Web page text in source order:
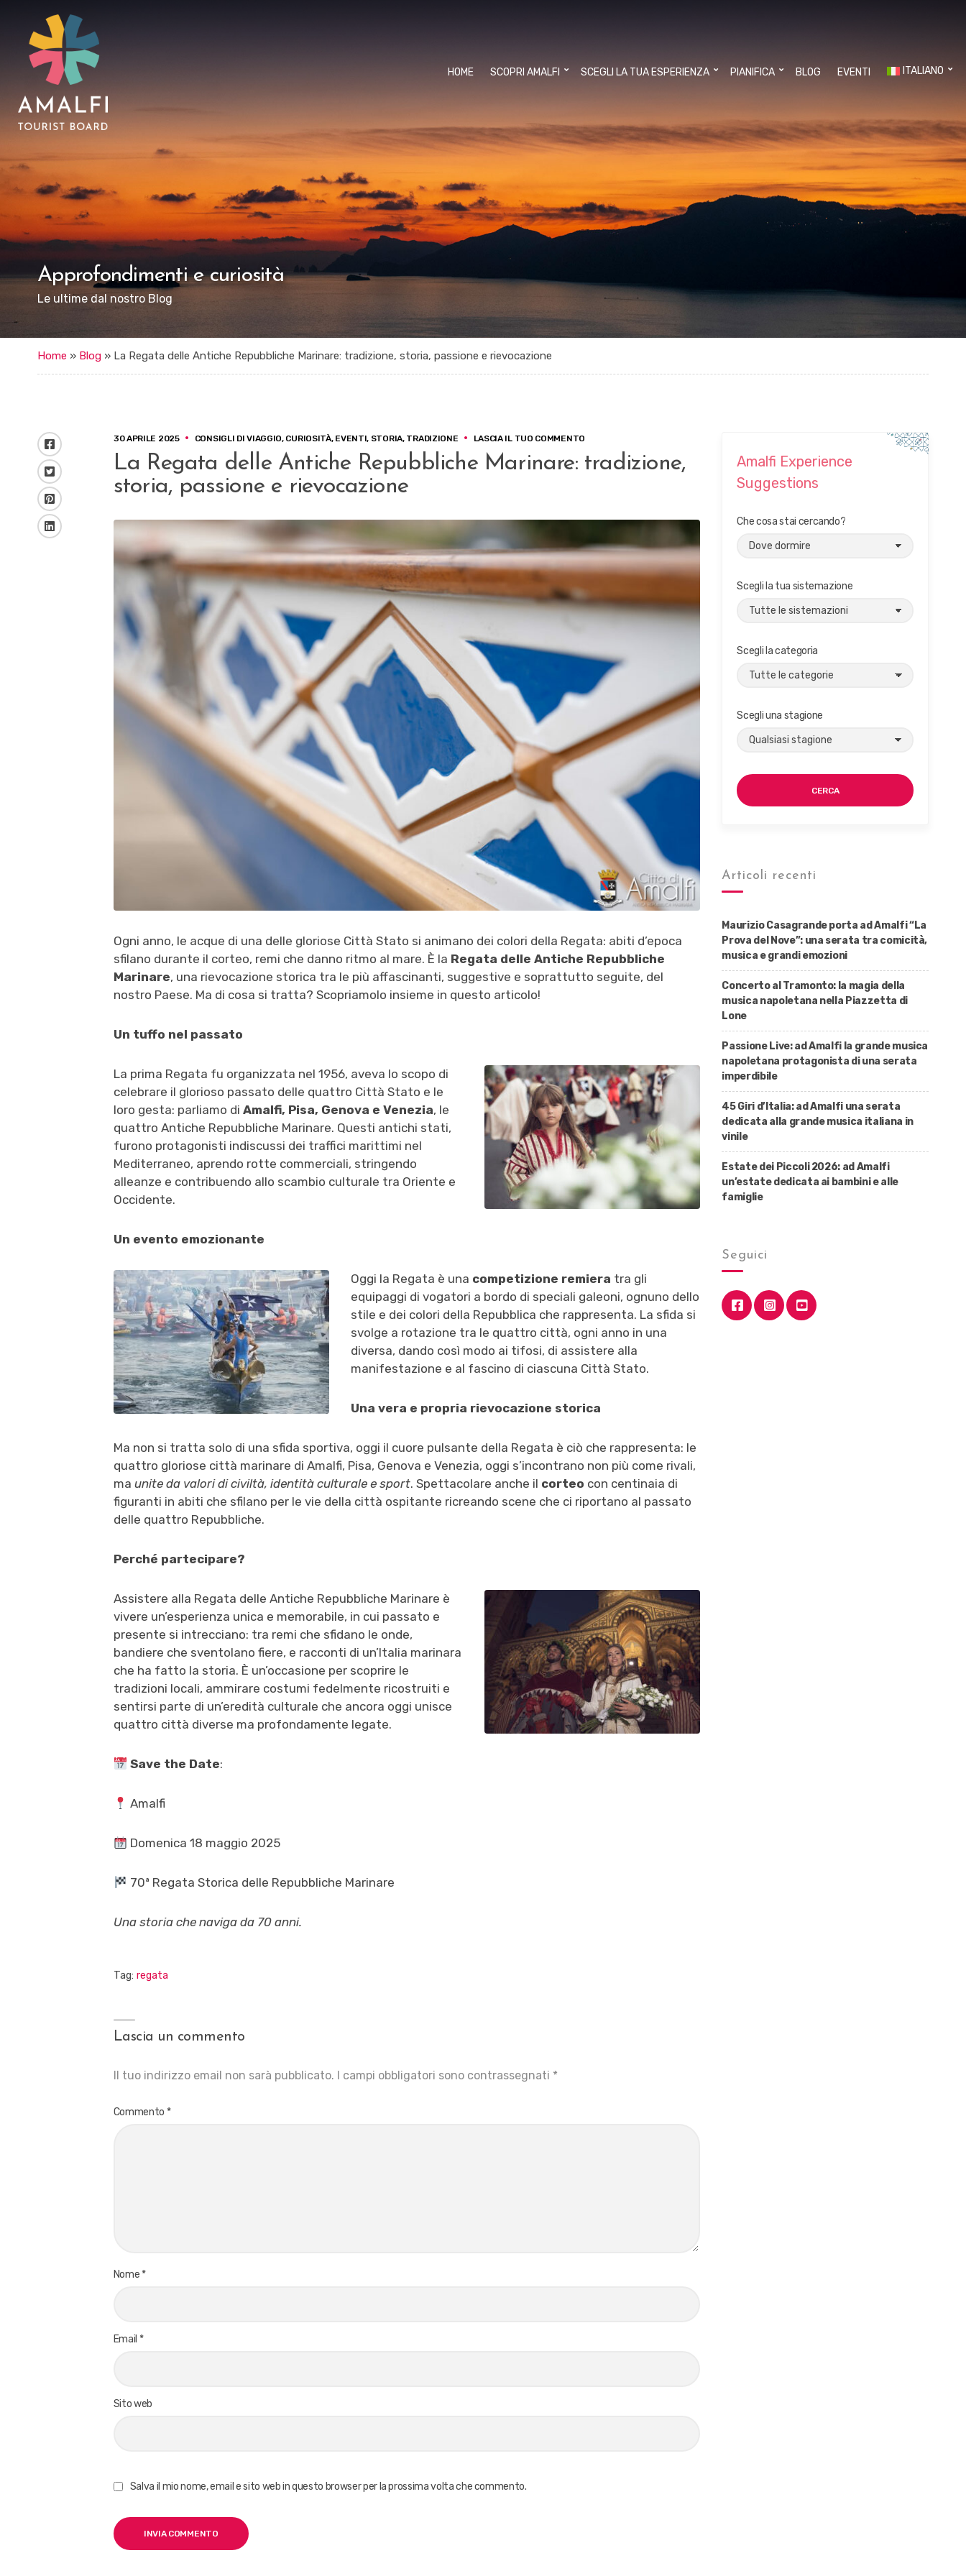
HOME SCOPRI AMALFI SCEGLI LA TUA ESPERIENZA PIANIFICA BLOG EVENTI ITALIANO
Approfondimenti e curiosità
Le ultime dal nostro Blog
Home » Blog » La Regata delle Antiche Repubbliche Marinare: tradizione, storia, passione e rievocazione
Facebook
Twitter
Pinterest
LinkedIn
30 APRILE 2025 CONSIGLI DI VIAGGIO, CURIOSITÀ, EVENTI, STORIA, TRADIZIONE LASCIA IL TUO COMMENTOSU
REGATA
STORIA,
PASSIONE
E
La Regata delle Antiche Repubbliche Marinare: tradizione,
storia, passione e rievocazione
Ogni anno, le acque di una delle gloriose Città Stato si animano dei colori della Regata: abiti d’epoca
sfilano durante il corteo, remi che danno ritmo al mare. È la Regata delle Antiche Repubbliche
Marinare, una rievocazione storica tra le più affascinanti, suggestive e soprattutto seguite, del
nostro Paese. Ma di cosa si tratta? Scopriamolo insieme in questo articolo!
Un tuffo nel passato
La prima Regata fu organizzata nel 1956, aveva lo scopo di
celebrare il glorioso passato delle quattro Città Stato e le
loro gesta: parliamo di Amalfi, Pisa, Genova e Venezia, le
quattro Antiche Repubbliche Marinare. Questi antichi stati,
furono protagonisti indiscussi dei traffici marittimi nel
Mediterraneo, aprendo rotte commerciali, stringendo
alleanze e contribuendo allo scambio culturale tra Oriente e
Occidente.
Un evento emozionante
Oggi la Regata è una competizione remiera tra gli
equipaggi di vogatori a bordo di speciali galeoni, ognuno dello
stile e dei colori della Repubblica che rappresenta. La sfida si
svolge a rotazione tra le quattro città, ogni anno in una
diversa, dando così modo ai tifosi, di assistere alla
manifestazione e al fascino di ciascuna Città Stato.
Una vera e propria rievocazione storica
Ma non si tratta solo di una sfida sportiva, oggi il cuore pulsante della Regata è ciò che rappresenta: le
quattro gloriose città marinare di Amalfi, Pisa, Genova e Venezia, oggi s’incontrano non più come rivali,
ma unite da valori di civiltà, identità culturale e sport. Spettacolare anche il corteo con centinaia di
figuranti in abiti che sfilano per le vie della città ospitante ricreando scene che ci riportano al passato
delle quattro Repubbliche.
Perché partecipare?
Assistere alla Regata delle Antiche Repubbliche Marinare è
vivere un’esperienza unica e memorabile, in cui passato e
presente si intrecciano: tra remi che sfidano le onde,
bandiere che sventolano fiere, e racconti di un’Italia marinara
che ha fatto la storia. È un’occasione per scoprire le
tradizioni locali, ammirare costumi fedelmente ricostruiti e
sentirsi parte di un’eredità culturale che ancora oggi unisce
quattro città diverse ma profondamente legate.
Save the Date:
Amalfi
Domenica 18 maggio 2025
70ª Regata Storica delle Repubbliche Marinare
Una storia che naviga da 70 anni.
Tag: regata
Lascia un commento
Il tuo indirizzo email non sarà pubblicato. I campi obbligatori sono contrassegnati *
Commento *
Nome *
Email *
Sito web
Salva il mio nome, email e sito web in questo browser per la prossima volta che commento.
Amalfi Experience
Suggestions
Che cosa stai cercando?
Scegli la tua sistemazione
Scegli la categoria
Scegli una stagione
CERCA
Articoli recenti
Maurizio Casagrande porta ad Amalfi “La
Prova del Nove”: una serata tra comicità,
musica e grandi emozioni
Concerto al Tramonto: la magia della
musica napoletana nella Piazzetta di
Lone
Passione Live: ad Amalfi la grande musica
napoletana protagonista di una serata
imperdibile
45 Giri d’Italia: ad Amalfi una serata
dedicata alla grande musica italiana in
vinile
Estate dei Piccoli 2026: ad Amalfi
un’estate dedicata ai bambini e alle
famiglie
Seguici